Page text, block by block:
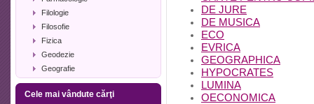
Filologie
Filosofie
Fizica
Geodezie
Geografie
Geologie
Industrie alimentara
Cele mai vândute cărţi
DE JURE
DE MUSICA
ECO
EVRICA
GEOGRAPHICA
HYPOCRATES
LUMINA
OECONOMICA